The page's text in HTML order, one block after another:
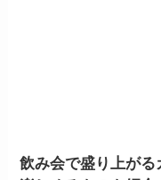
飲み会で盛り上がる